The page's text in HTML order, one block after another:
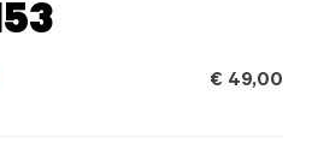
€ 49,00